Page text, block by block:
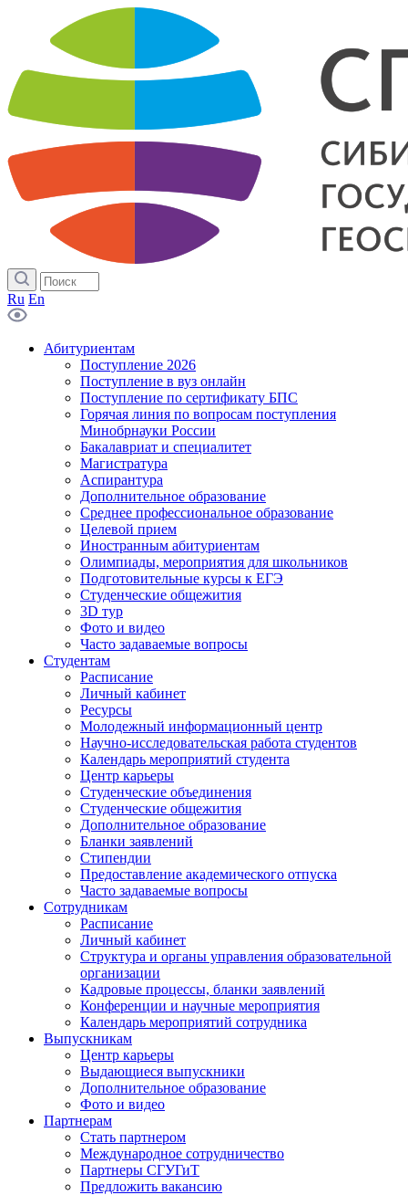
Ru En
Абитуриентам
Поступление 2026
Поступление в вуз онлайн
Поступление по сертификату БПС
Горячая линия по вопросам поступления
Минобрнауки России
Бакалавриат и специалитет
Магистратура
Аспирантура
Дополнительное образование
Среднее профессиональное образование
Целевой прием
Иностранным абитуриентам
Олимпиады, мероприятия для школьников
Подготовительные курсы к ЕГЭ
Студенческие общежития
3D тур
Фото и видео
Часто задаваемые вопросы
Студентам
Расписание
Личный кабинет
Ресурсы
Молодежный информационный центр
Научно-исследовательская работа студентов
Календарь мероприятий студента
Центр карьеры
Студенческие объединения
Студенческие общежития
Дополнительное образование
Бланки заявлений
Стипендии
Предоставление академического отпуска
Часто задаваемые вопросы
Сотрудникам
Расписание
Личный кабинет
Структура и органы управления образовательной
организации
Кадровые процессы, бланки заявлений
Конференции и научные мероприятия
Календарь мероприятий сотрудника
Выпускникам
Центр карьеры
Выдающиеся выпускники
Дополнительное образование
Фото и видео
Партнерам
Стать партнером
Международное сотрудничество
Партнеры СГУГиТ
Предложить вакансию